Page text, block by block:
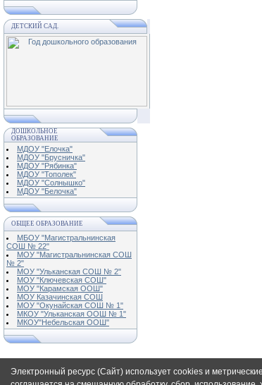
ДЕТСКИЙ САД.
ДОШКОЛЬНОЕ
ОБРАЗОВАНИЕ
МДОУ "Елочка"
МДОУ "Брусничка"
МДОУ "Рябинка"
МДОУ "Тополек"
МДОУ "Солнышко"
МДОУ "Белочка"
ОБЩЕЕ ОБРАЗОВАНИЕ
МБОУ "Магистральнинская
СОШ № 22"
МОУ "Магистральнинская СОШ
№ 2"
МОУ "Ульканская СОШ № 2"
МОУ "Ключевская СОШ"
МОУ "Карамская ООШ"
МОУ Казачинская СОШ
МОУ "Окунайская СОШ № 1"
МКОУ "Ульканская ООШ № 1"
МКОУ"Небельская ООШ"
Электронный ресурс (Сайт) использует cookies и